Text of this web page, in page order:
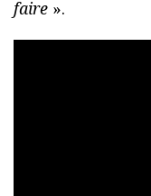
faire ».